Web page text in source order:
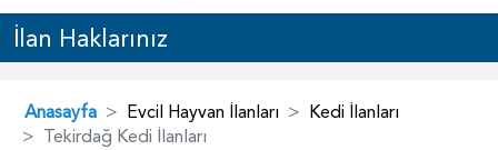
İlan Haklarınız
Anasayfa Evcil Hayvan İlanları
Kedi İlanları
Tekirdağ Kedi İlanları